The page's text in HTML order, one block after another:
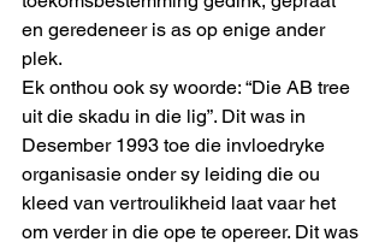
en geredeneer is as op enige ander
plek.
Ek onthou ook sy woorde: “Die AB tree
uit die skadu in die lig”. Dit was in
Desember 1993 toe die invloedryke
organisasie onder sy leiding die ou
kleed van vertroulikheid laat vaar het
om verder in die ope te opereer. Dit was